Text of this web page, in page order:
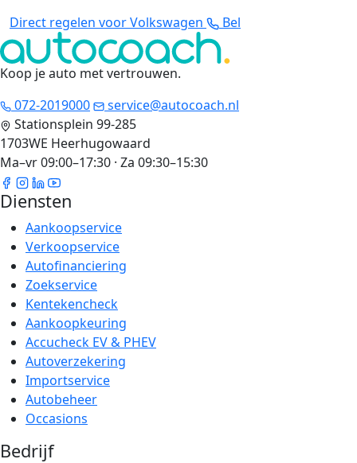
Direct regelen voor Volkswagen
Bel
Koop je auto met vertrouwen.
072-2019000
service@autocoach.nl
Stationsplein 99-285
1703WE Heerhugowaard
Ma–vr 09:00–17:30 · Za 09:30–15:30
Diensten
Aankoopservice
Verkoopservice
Autofinanciering
Zoekservice
Kentekencheck
Aankoopkeuring
Accucheck EV & PHEV
Autoverzekering
Importservice
Autobeheer
Occasions
Bedrijf